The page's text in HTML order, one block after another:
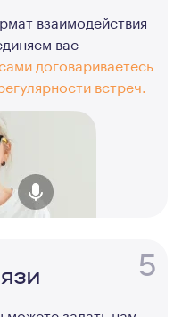
взаимодействия
вас
договариваетесь
встреч.
5